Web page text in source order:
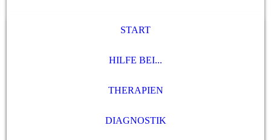
START
HILFE BEI...
THERAPIEN
DIAGNOSTIK